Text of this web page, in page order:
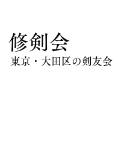
​修剣会
東京・大田区の剣友会